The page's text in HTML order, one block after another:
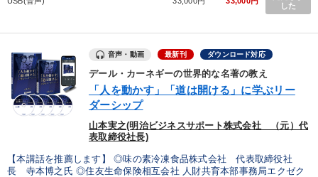
最新技術・トレンド 組織・採用・スキル
組織と人を動かすマネジメント力を磨く
【最新刊】精神科医・和田秀樹の「老いない力」＋健康な社長と
会社をつくる厳選講話
仕事のスキルと人間力を高める知恵を身につける
した
音声・動画 最新刊 ダウンロード対応
デール・カーネギーの世界的な名著の教え
「人を動かす」「道は開ける」に学ぶリー
ダーシップ
山本実之(明治ビジネスサポート株式会社 （元）代
表取締役社長)
【本講話を推薦します】 ◎味の素冷凍食品株式会社 代表取締役社
長 寺本博之氏 ◎住友生命保険相互会社 人財共育本部事務局エクゼク